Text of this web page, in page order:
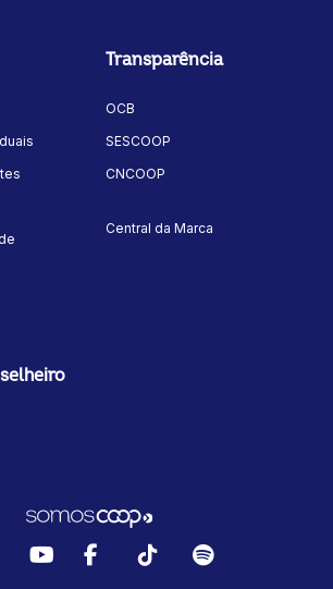
Transparência
OCB
SESCOOP
CNCOOP
Central da Marca